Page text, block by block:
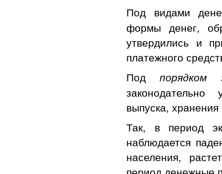
Под видами
формы денег,
утвердились и
платежного
Подпорядком
выпуска,
Так, в период
наблюдается
населения,